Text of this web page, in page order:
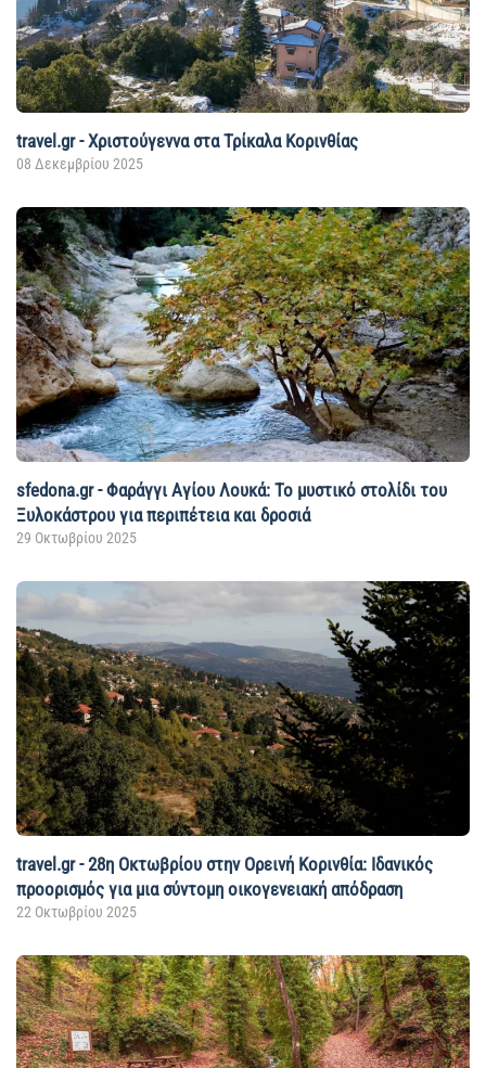
travel.gr - Χριστούγεννα στα Τρίκαλα Κορινθίας
08 Δεκεμβρίου 2025
sfedona.gr - Φαράγγι Αγίου Λουκά: Το μυστικό στολίδι του
Ξυλοκάστρου για περιπέτεια και δροσιά
29 Οκτωβρίου 2025
travel.gr - 28η Οκτωβρίου στην Ορεινή Κορινθία: Ιδανικός
προορισμός για μια σύντομη οικογενειακή απόδραση
22 Οκτωβρίου 2025